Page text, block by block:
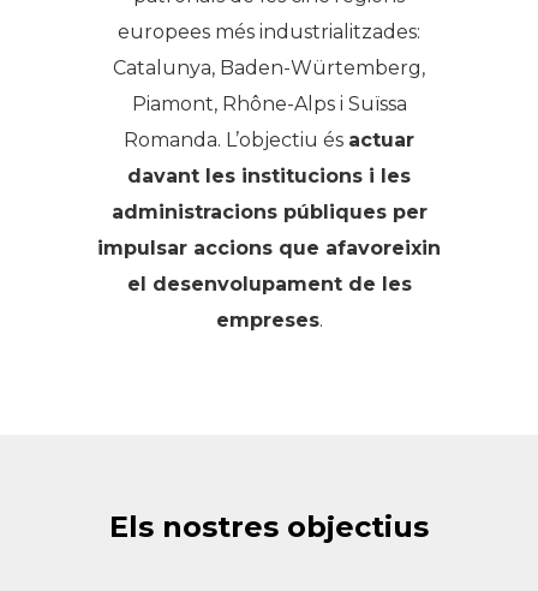
europees més industrialitzades:
Catalunya, Baden-Würtemberg,
Piamont, Rhône-Alps i Suïssa
Romanda. L’objectiu és actuar
davant les institucions i les
administracions públiques per
impulsar accions que afavoreixin
el desenvolupament de les
empreses.
Els nostres objectius